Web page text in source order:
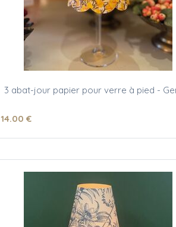
3 abat-jour papier pour verre à pied -
14.00 €